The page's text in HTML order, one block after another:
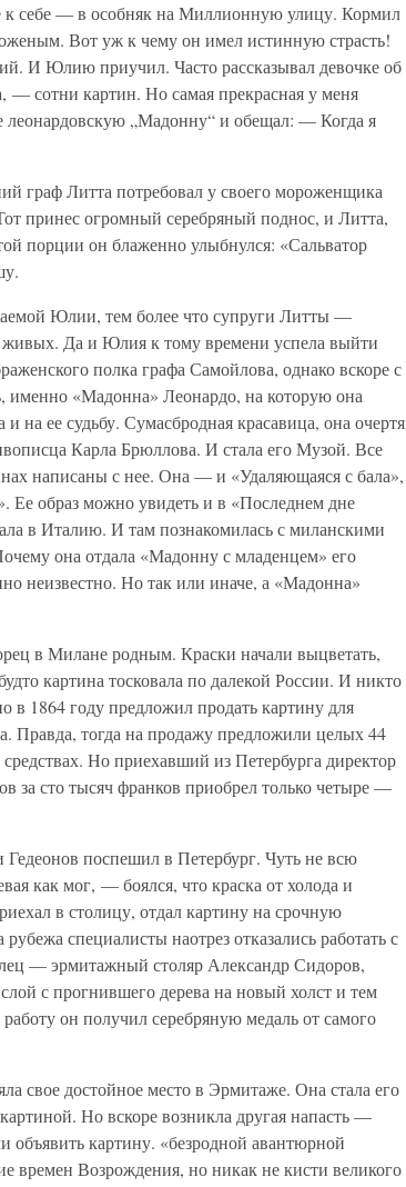
к себе — в особняк на Миллионную улицу. Кормил
Вот уж к чему он имел истинную страсть!
И Юлию приучил. Часто рассказывал девочке об
сотни картин. Но самая прекрасная у меня
леонардовскую „Мадонну“ и обещал: — Когда я
граф Литта потребовал у своего мороженщика
принес огромный серебряный поднос, и Литта,
порции он блаженно улыбнулся: «Сальватор
Юлии, тем более что супруги Литты —
Да и Юлия к тому времени успела выйти
полка графа Самойлова, однако вскоре с
именно «Мадонна» Леонардо, на которую она
на ее судьбу. Сумасбродная красавица, она очертя
Карла Брюллова. И стала его Музой. Все
написаны с нее. Она — и «Удаляющаяся с бала»,
Ее образ можно увидеть и в «Последнем дне
в Италию. И там познакомилась с миланскими
она отдала «Мадонну с младенцем» его
неизвестно. Но так или иначе, а «Мадонна»
в Милане родным. Краски начали выцветать,
картина тосковала по далекой России. И никто
в 1864 году предложил продать картину для
Правда, тогда на продажу предложили целых 44
Но приехавший из Петербурга директор
за сто тысяч франков приобрел только четыре —
Гедеонов поспешил в Петербург. Чуть не всю
как мог, — боялся, что краска от холода и
в столицу, отдал картину на срочную
специалисты наотрез отказались работать с
— эрмитажный столяр Александр Сидоров,
с прогнившего дерева на новый холст и тем
он получил серебряную медаль от самого
свое достойное место в Эрмитаже. Она стала его
Но вскоре возникла другая напасть —
картину. «безродной авантюрной
времен Возрождения, но никак не кисти великого